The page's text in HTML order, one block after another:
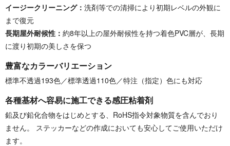
イージークリーニング： 洗剤等での清掃により初期レベルの外観に
まで復元
長期屋外耐候性： 約8年以上の屋外耐候性を持つ着色PVC層が、長期
に渡り初期の美しさを保つ
豊富なカラーバリエーション
標準不透過193色／標準透過110色／特注（指定）色にも対応
各種基材へ容易に施工できる感圧粘着剤
鉛及び鉛化合物をはじめとする、RoHS指令対象物質を含んでおり
ません。 ステッカーなどの作成においても安心してご使用いただけ
ます。